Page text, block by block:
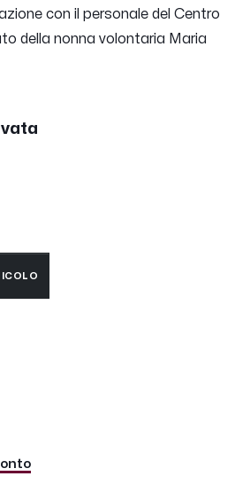
con il personale del Centro
della nonna volontaria Maria